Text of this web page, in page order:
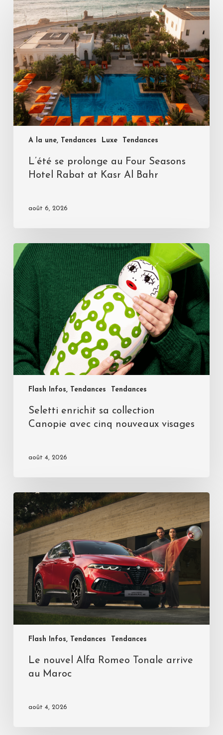
A la une, Tendances Luxe Tendances
L’été se prolonge au Four Seasons
Hotel Rabat at Kasr Al Bahr
août 6, 2026
Flash Infos, Tendances Tendances
Seletti enrichit sa collection
Canopie avec cinq nouveaux visages
août 4, 2026
Flash Infos, Tendances Tendances
Le nouvel Alfa Romeo Tonale arrive
au Maroc
août 4, 2026